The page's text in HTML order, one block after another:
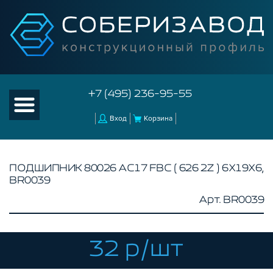
+7 (495) 236-95-55
Вход Корзина
КОНСТРУКЦИОННЫЙ ПРОФИЛЬ
КОМПЛЕКТУЮЩИЕ К ЧПУ
АКСЕССУАРЫ ДЛЯ V-ПАЗА
ПОДШИПНИК 80026 АС17 FBC ( 626 2Z ) 6Х19Х6,
BR0039
Арт. BR0039
32 р/шт